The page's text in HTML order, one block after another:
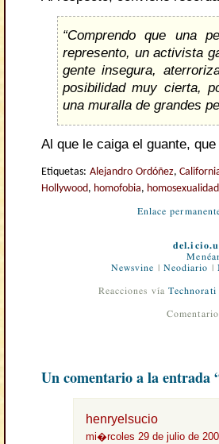
“Comprendo que una
represento, un activista
gente insegura,
posibilidad muy cierta,
una muralla de grandes
Al que le caiga el guante,
Etiquetas: Alejandro Ordóñez,
Hollywood, homofobia, homosexualidad
Enlace
Newsvine
Neodiario
Reacciones vía Technorati
Un comentario a la entrada
henryelsucio
mi�rcoles 29 de julio de